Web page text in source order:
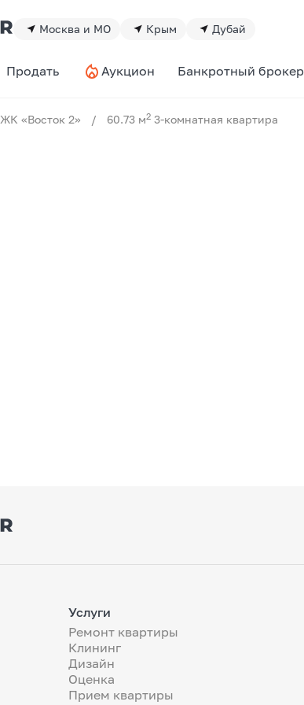
Москва и МО Крым Дубай
Продать Аукцион Банкротный брокер
ЖК «Восток 2» / 60.73 м2 3-комнатная квартира
Услуги
Ремонт квартиры
Клининг
Дизайн
Оценка
Прием квартиры